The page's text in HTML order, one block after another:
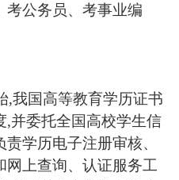
考公务员、考事业编
,我国高等教育学历证书
,并委托全国高校学生信
学历电子注册审核、
网上查询、认证服务工